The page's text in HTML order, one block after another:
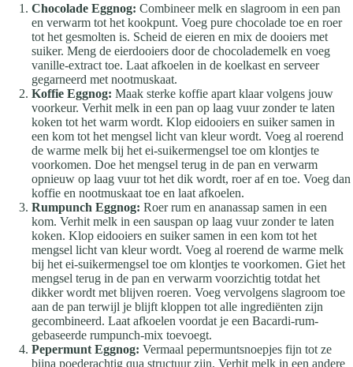
Chocolade Eggnog: Combineer melk en slagroom in een pan
en verwarm tot het kookpunt. Voeg pure chocolade toe en roer
tot het gesmolten is. Scheid de eieren en mix de dooiers met
suiker. Meng de eierdooiers door de chocolademelk en voeg
vanille-extract toe. Laat afkoelen in de koelkast en serveer
gegarneerd met nootmuskaat.
Koffie Eggnog: Maak sterke koffie apart klaar volgens jouw
voorkeur. Verhit melk in een pan op laag vuur zonder te laten
koken tot het warm wordt. Klop eidooiers en suiker samen in
een kom tot het mengsel licht van kleur wordt. Voeg al roerend
de warme melk bij het ei-suikermengsel toe om klontjes te
voorkomen. Doe het mengsel terug in de pan en verwarm
opnieuw op laag vuur tot het dik wordt, roer af en toe. Voeg dan
koffie en nootmuskaat toe en laat afkoelen.
Rumpunch Eggnog: Roer rum en ananassap samen in een
kom. Verhit melk in een sauspan op laag vuur zonder te laten
koken. Klop eidooiers en suiker samen in een kom tot het
mengsel licht van kleur wordt. Voeg al roerend de warme melk
bij het ei-suikermengsel toe om klontjes te voorkomen. Giet het
mengsel terug in de pan en verwarm voorzichtig totdat het
dikker wordt met blijven roeren. Voeg vervolgens slagroom toe
aan de pan terwijl je blijft kloppen tot alle ingrediënten zijn
gecombineerd. Laat afkoelen voordat je een Bacardi-rum-
gebaseerde rumpunch-mix toevoegt.
Pepermunt Eggnog: Vermaal pepermuntsnoepjes fijn tot ze
bijna poederachtig qua structuur zijn. Verhit melk in een andere